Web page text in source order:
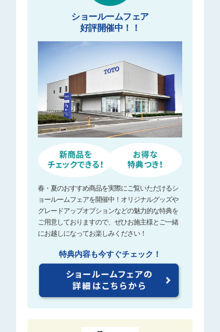
ショールームフェア
好評開催中！！
春・夏のおすすめ商品を実際にご覧いただけるシ
ョールームフェアを開催中！オリジナルグッズや
グレードアップオプションなどの魅力的な特典を
ご用意しておりますので、ぜひお施主様とご一緒
にお越しになってお楽しみください！
特典内容も今すぐチェック！